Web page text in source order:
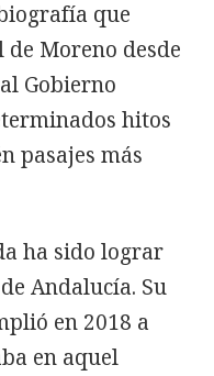
que
Moreno desde
Gobierno
hitos
pasajes más
ha sido lograr
Andalucía. Su
en 2018 a
en aquel